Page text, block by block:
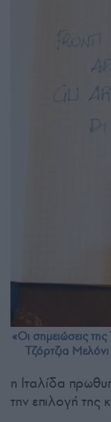
«Οι σημειώσεις
Τζόρτζια
η Ιταλίδα
την επιλογή της